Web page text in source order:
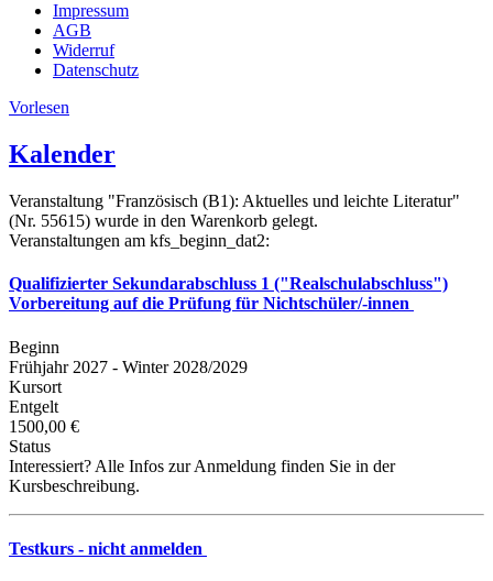
Impressum
AGB
Widerruf
Datenschutz
Vorlesen
Kalender
Veranstaltung "Französisch (B1): Aktuelles und leichte Literatur"
(Nr. 55615) wurde in den Warenkorb gelegt.
Veranstaltungen am kfs_beginn_dat2:
Qualifizierter Sekundarabschluss 1 ("Realschulabschluss")
Vorbereitung auf die Prüfung für Nichtschüler/-innen
Beginn
Frühjahr 2027 - Winter 2028/2029
Kursort
Entgelt
1500,00 €
Status
Interessiert? Alle Infos zur Anmeldung finden Sie in der
Kursbeschreibung.
Testkurs - nicht anmelden